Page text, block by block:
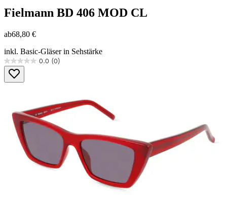
Fielmann BD 406 MOD CL
ab68,80 €
inkl. Basic-Gläser in Sehstärke
0.0 (0)
0.0
von
5